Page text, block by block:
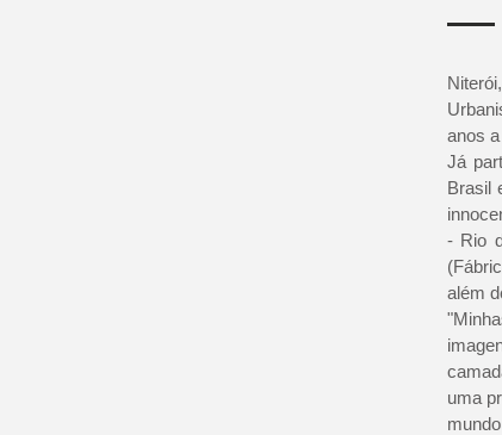
anos
Já
Brasil
- Rio
além
uma